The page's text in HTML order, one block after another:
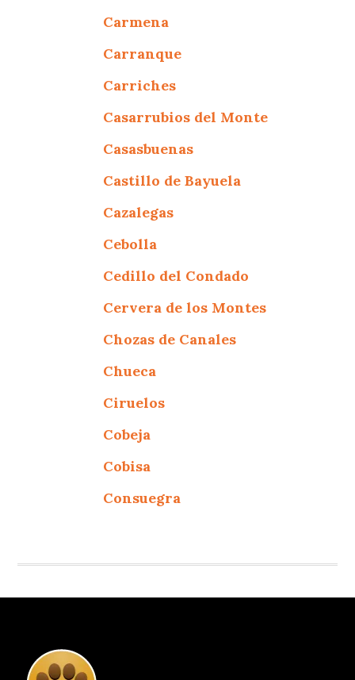
Carmena
Carranque
Carriches
Casarrubios del Monte
Casasbuenas
Castillo de Bayuela
Cazalegas
Cebolla
Cedillo del Condado
Cervera de los Montes
Chozas de Canales
Chueca
Ciruelos
Cobeja
Cobisa
Consuegra